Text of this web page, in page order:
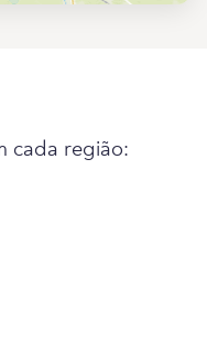
cada região: